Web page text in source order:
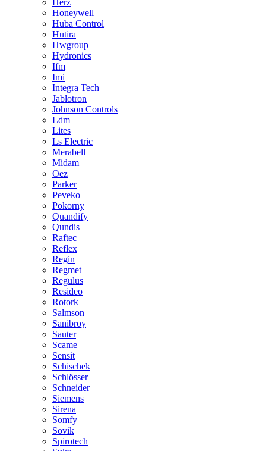
Honeywell
Huba Control
Hutira
Hwgroup
Hydronics
Ifm
Imi
Integra Tech
Jablotron
Johnson Controls
Ldm
Lites
Ls Electric
Merabell
Midam
Oez
Parker
Peveko
Pokorny
Quandify
Qundis
Raftec
Reflex
Regin
Regmet
Regulus
Resideo
Rotork
Salmson
Sanibroy
Sauter
Scame
Sensit
Schischek
Schlösser
Schneider
Siemens
Sirena
Somfy
Sovik
Spirotech